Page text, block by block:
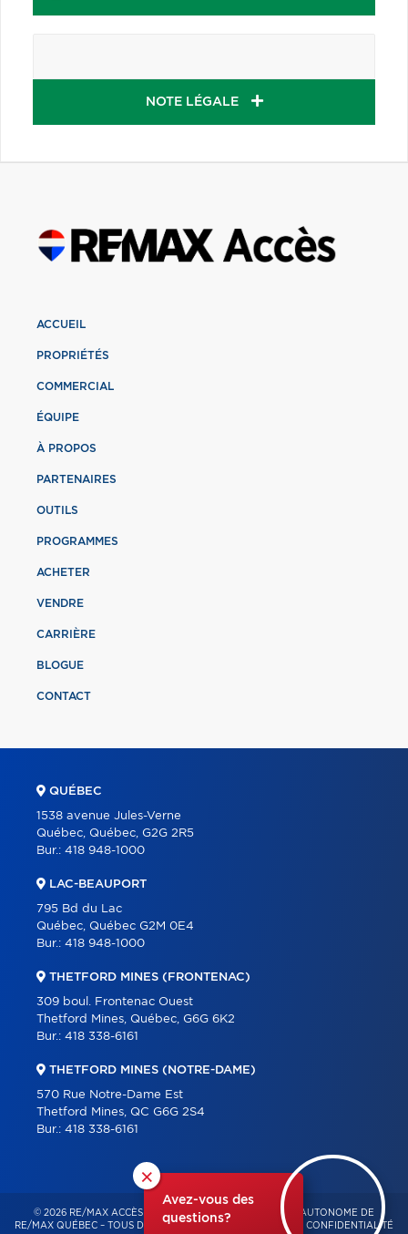
NOTE LÉGALE
×
Avez-vous des
questions?
ACCUEIL
PROPRIÉTÉS
COMMERCIAL
ÉQUIPE
À PROPOS
PARTENAIRES
OUTILS
PROGRAMMES
ACHETER
VENDRE
CARRIÈRE
BLOGUE
CONTACT
QUÉBEC
1538 avenue Jules-Verne
Québec, Québec, G2G 2R5
Bur.: 418 948-1000
LAC-BEAUPORT
795 Bd du Lac
Québec, Québec G2M 0E4
Bur.: 418 948-1000
THETFORD MINES (FRONTENAC)
309 boul. Frontenac Ouest
Thetford Mines, Québec, G6G 6K2
Bur.: 418 338-6161
THETFORD MINES (NOTRE-DAME)
570 Rue Notre-Dame Est
Thetford Mines, QC G6G 2S4
Bur.: 418 338-6161
© 2026 RE/MAX ACCÈS – FRANCHISÉ INDÉPENDANT ET AUTONOME DE
RE/MAX QUÉBEC – TOUS DROITS RÉSERVÉS -
POLITIQUE DE CONFIDENTIALITÉ